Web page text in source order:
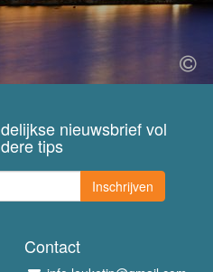
nieuwsbrief vol
tips
Inschrijven
Contact